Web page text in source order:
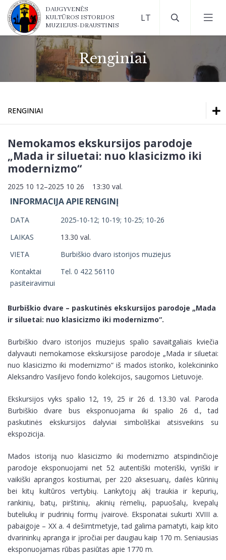
Parodos muziejuje
Virtualios parodos
DAUGYVENĖS
KULTŪROS ISTORIJOS
MUZIEJUS-DRAUSTINIS
Renginiai
RENGINIAI
Renginiai
Parodos muziejuje
Nemokamos ekskursijos parodoje
„Mada ir siluetai: nuo klasicizmo iki
modernizmo“
2025 10 12–2025 10 26 13:30 val.
INFORMACIJA APIE RENGINĮ
DATA
2025-10-12; 10-19; 10-25; 10-26
LAIKAS
13.30 val.
VIETA
Burbiškio dvaro istorijos muziejus
Kontaktai
pasiteiravimui
Tel. 0 422 56110
Burbiškio dvare – paskutinės ekskursijos parodoje „Mada
ir siluetai: nuo klasicizmo iki modernizmo“.
Burbiškio dvaro istorijos muziejus spalio savaitgaliais kviečia
dalyvauti nemokamose ekskursijose parodoje „Mada ir siluetai:
nuo klasicizmo iki modernizmo“ iš mados istoriko, kolekcininko
Aleksandro Vasiljevo fondo kolekcijos, saugomos Lietuvoje.
Ekskursijos vyks spalio 12, 19, 25 ir 26 d. 13.30 val. Paroda
Burbiškio dvare bus eksponuojama iki spalio 26 d., tad
paskutinės ekskursijos dalyviai simboliškai atsisveikins su
ekspozicija.
Mados istoriją nuo klasicizmo iki modernizmo atspindinčioje
parodoje eksponuojami net 52 autentiški moteriški, vyriški ir
vaikiški aprangos kostiumai, per 220 aksesuarų, dailės kūrinių
bei kitų kultūros vertybių. Lankytojų akį traukia ir kepurių,
rankinių, batų, pirštinių, akinių rėmelių, papuošalų, kvepalų
buteliukų ir pudrinių formų įvairovė. Eksponatai sukurti XVIII a.
pabaigoje – XX a. 4 dešimtmetyje, tad galima pamatyti, kaip kito
dvarininkų apranga ir įpročiai per daugiau kaip 170 m. Seniausias
eksponuojamas rūbas pasiūtas apie 1770 m.